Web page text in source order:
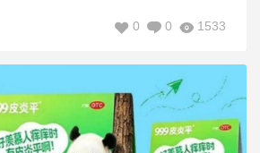
1533
0
0